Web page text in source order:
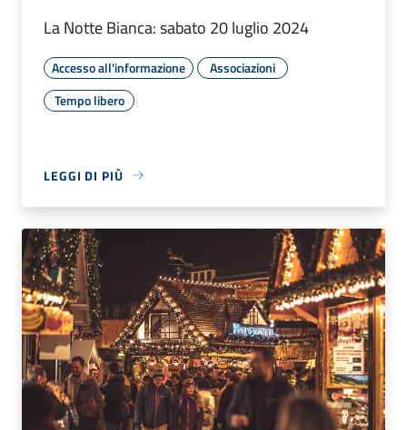
La Notte Bianca: sabato 20 luglio 2024
Accesso all'informazione
Associazioni
Tempo libero
LEGGI DI PIÙ